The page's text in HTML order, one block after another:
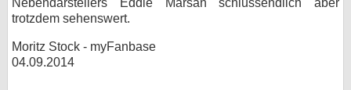
Nebendarstellers Eddie Marsan schlussendlich aber
trotzdem sehenswert.
Moritz Stock - myFanbase
04.09.2014